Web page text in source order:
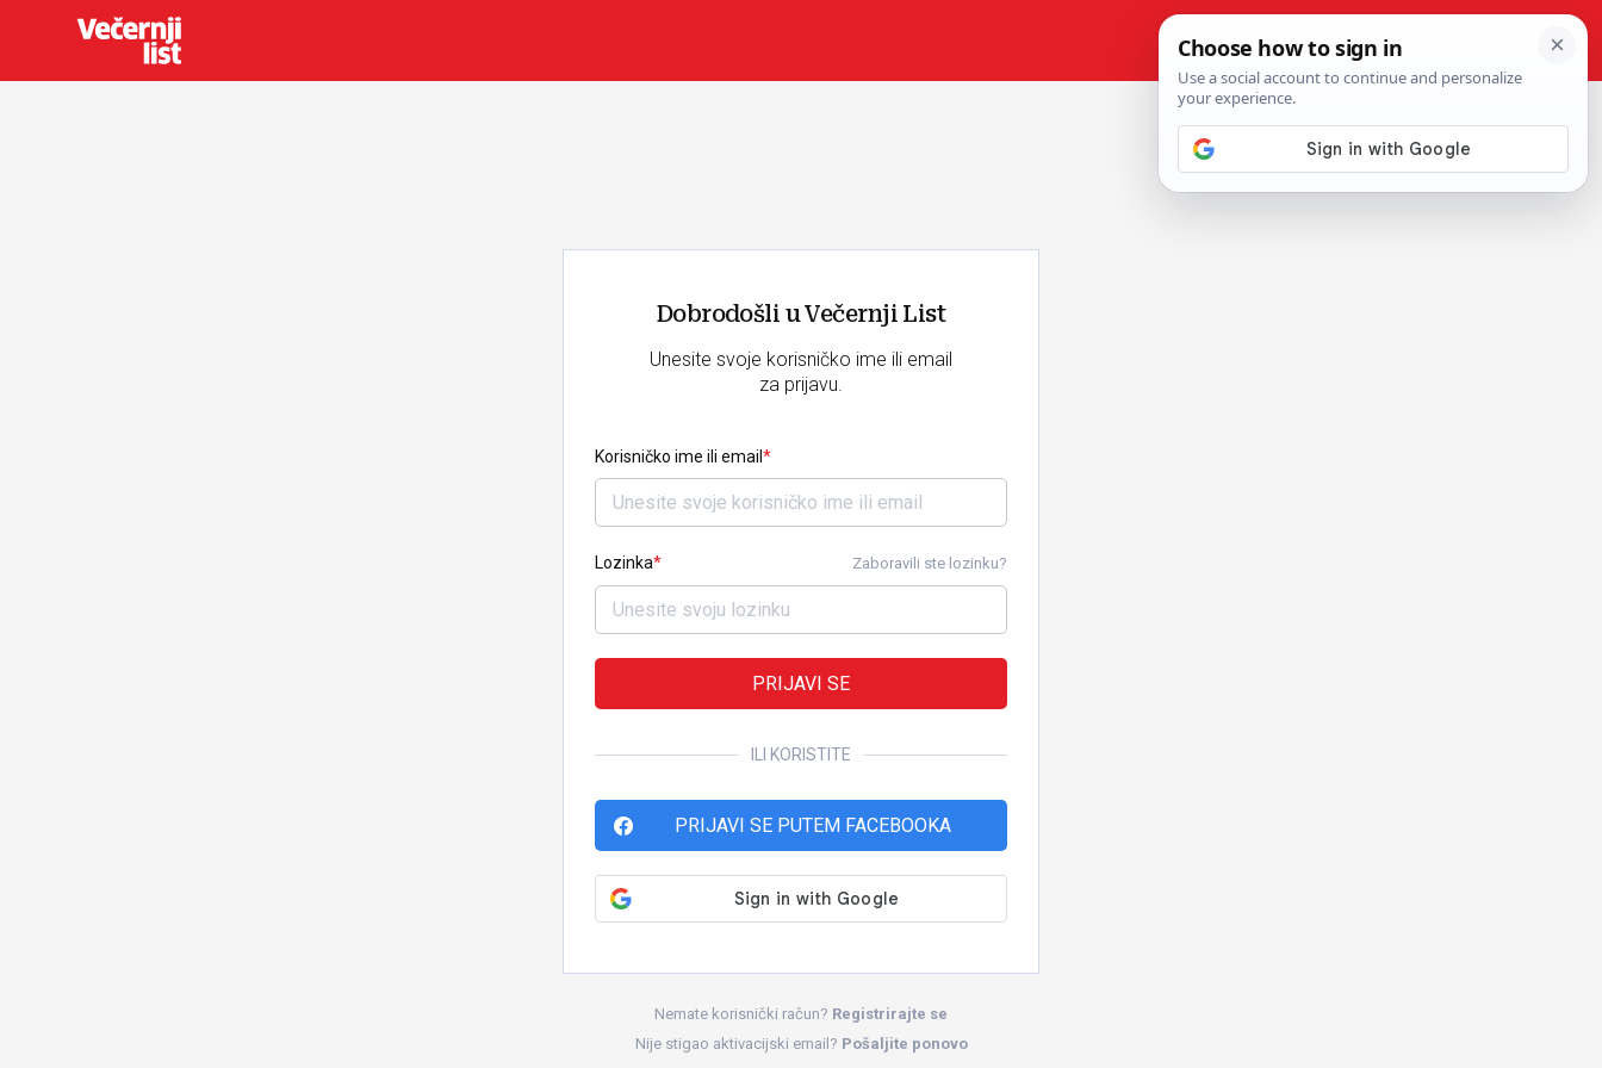
Dobrodošli u Večernji List
Unesite svoje korisničko ime ili email
za prijavu.
Korisničko ime ili email
Lozinka Zaboravili ste lozinku?
PRIJAVI SE
ILI KORISTITE
PRIJAVI SE PUTEM FACEBOOKA
Nemate korisnički račun? Registrirajte se
Nije stigao aktivacijski email? Pošaljite ponovo